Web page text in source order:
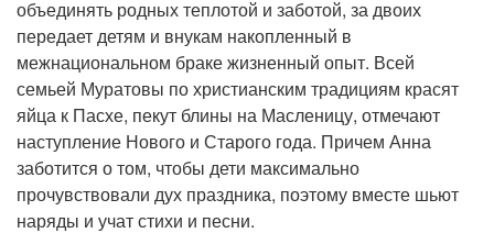
объединять родных теплотой и заботой, за двоих
передает детям и внукам накопленный в
межнациональном браке жизненный опыт. Всей
семьей Муратовы по христианским традициям красят
яйца к Пасхе, пекут блины на Масленицу, отмечают
наступление Нового и Старого года. Причем Анна
заботится о том, чтобы дети максимально
прочувствовали дух праздника, поэтому вместе шьют
наряды и учат стихи и песни.